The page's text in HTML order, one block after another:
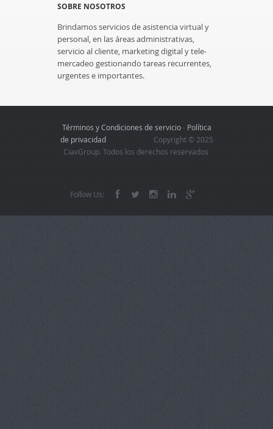
SOBRE NOSOTROS
Brindamos servicios de asistencia virtual y
personal, en las áreas administrativas,
servicio al cliente, marketing digital y tele-
mercadeo gestionando tareas recurrentes,
urgentes e importantes.
Términos y Condiciones de servicio- Política
de privacidadCopyright © 2025
CiavGroup. Todos los derechos reservados
Follow Us: